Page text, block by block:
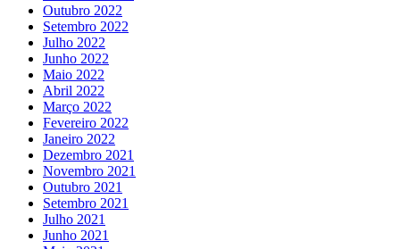
Outubro 2022
Setembro 2022
Julho 2022
Junho 2022
Maio 2022
Abril 2022
Março 2022
Fevereiro 2022
Janeiro 2022
Dezembro 2021
Novembro 2021
Outubro 2021
Setembro 2021
Julho 2021
Junho 2021